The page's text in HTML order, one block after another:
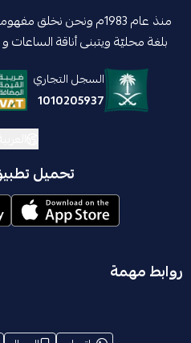
روابط مهمة
منذ عام 1983م ونحن
بلغة محليّة ويتبنى أناقة
السجل التجاري
1010205937
تحميل